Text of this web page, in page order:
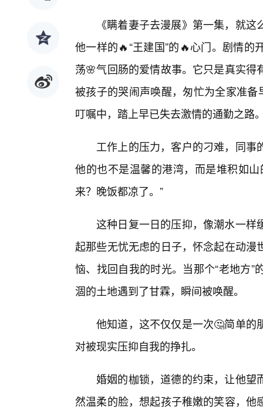
《瞒着妻子去漫展》第一集，就
他一样的🔥“王建国”的🔥心门。剧情
荡🌸气回肠的爱情故事。它只是真实
被孩子的哭闹声唤醒，匆忙为全家准
叮嘱中，踏上早已失去激情的通勤之路
工作上的压力，客户的刁难，同
他的也不是温馨的港湾，而是堆积如
来？晚饭都凉了。”
这种日复一日的压抑，像潮水一样
起那些无忧无虑的日子，怀念起在动
恼、找回自我的时光。当那个“老地方
涸的土地遇到了甘霖，瞬间被唤醒。
他知道，这不仅仅是一次🤔简单的
对被现实压抑自我的挣扎。
婚姻的枷锁，道德的约束，让他
然温柔的脸，想起孩子稚嫩的笑容，